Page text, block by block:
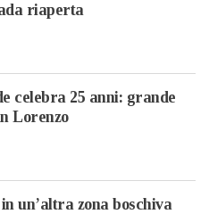
riaperta
celebra 25 anni: grande
Lorenzo
un’altra zona boschiva